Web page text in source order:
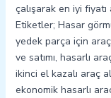
çalışarak en iyi
Etiketler; Hasar
yedek parça için araç
ve satımı, hasarlı
ikinci el kazalı araç
ekonomik hasarlı